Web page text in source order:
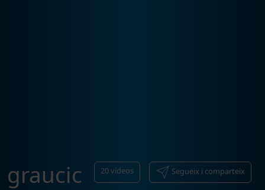
graucic 20vídeos Segueix i comparteix